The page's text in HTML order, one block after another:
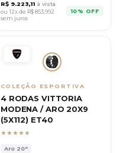
R$ 9.223,11 à vista
ou 12x de R$853,992
sem juros
10% OFF
COLEÇÃO ESPORTIVA
4 RODAS VITTORIA
MODENA / ARO 20X9
(5X112) ET40
★★★★★
Aro 20"